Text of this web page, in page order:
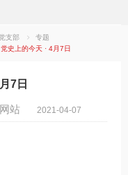
党支部
专题
党史上的今天 · 4月7日
7日
站 2021-04-07